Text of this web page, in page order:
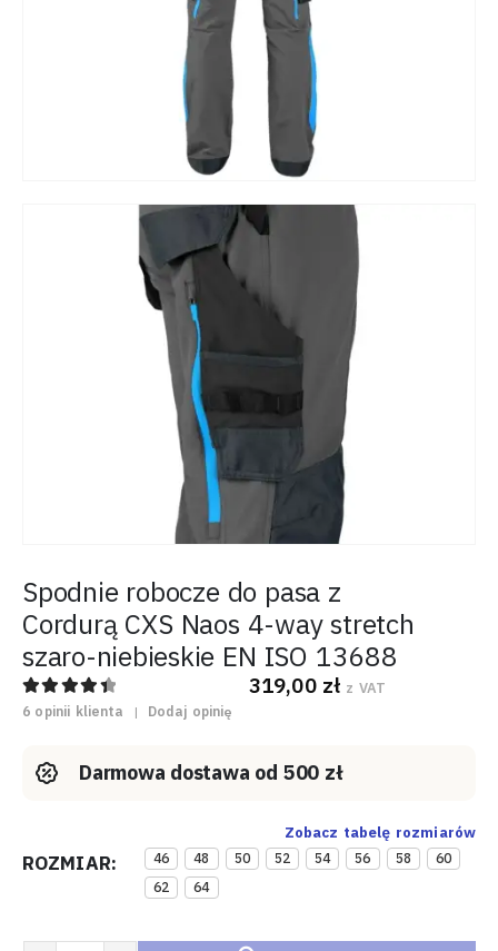
Spodnie robocze do pasa z
Cordurą CXS Naos 4-way stretch
szaro-niebieskie EN ISO 13688
4.50out of 5
6 opinii klienta | Dodaj opinię
319,00 zł z VAT
Darmowa dostawa od 500 zł
Zobacz tabelę rozmiarów
ROZMIAR 46 48 50 52 54 56 58
60
62
64